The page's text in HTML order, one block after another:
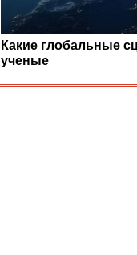
Какие глобальные
ученые